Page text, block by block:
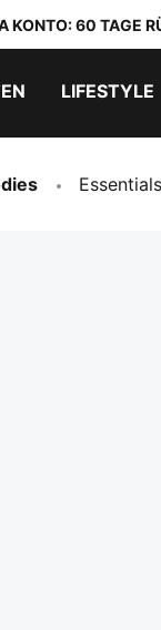
KONTO: 60 TAGE
LIFESTYLE